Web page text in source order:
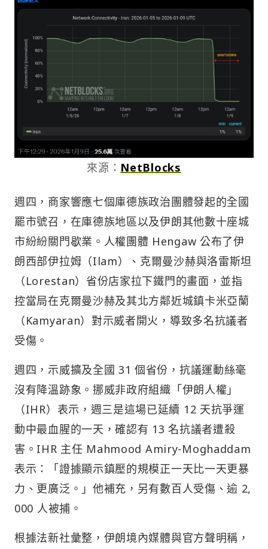
來源：NetBlocks
週四，商家響應七個庫德族政治團體發起的全國
罷市號召，在庫德族地區以及伊朗其他數十座城
市紛紛關門歇業。人權團體 Hengaw 公布了伊
朗西部伊拉姆（Ilam）、克爾曼沙赫與洛雷斯坦
（Lorestan）省份店家拉下鐵門的畫面，並指
控當局在克爾曼沙赫及其北方鄰近城鎮卡米亞蘭
（Kamyaran）對示威者開火，導致多名抗議者
受傷。
週四，示威擴及全國 31 個省份，抗議運動絲毫
沒有降溫跡象。挪威非政府組織「伊朗人權」
（IHR）表示，週三是這場已延續 12 天抗爭運
動中最血腥的一天，確認有 13 名抗議者遭殺
害。IHR 主任 Mahmood Amiry-Moghaddam
表示：「證據顯示鎮壓的規模正一天比一天更暴
力、更廣泛。」他補充，另有數百人受傷、逾 2,
000 人被捕。
根據法新社彙整，伊朗境內媒體與官方聲明稱，